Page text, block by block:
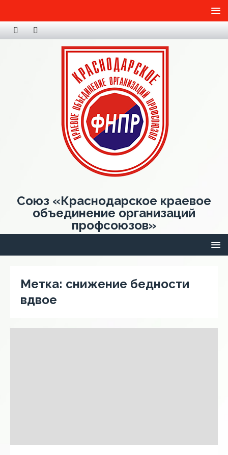
Союз «Краснодарское краевое
объединение организаций
профсоюзов»
Метка: снижение бедности
вдвое